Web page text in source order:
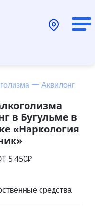
Аквилонг
в Бугульме в
«Наркология
5 450₽
средства